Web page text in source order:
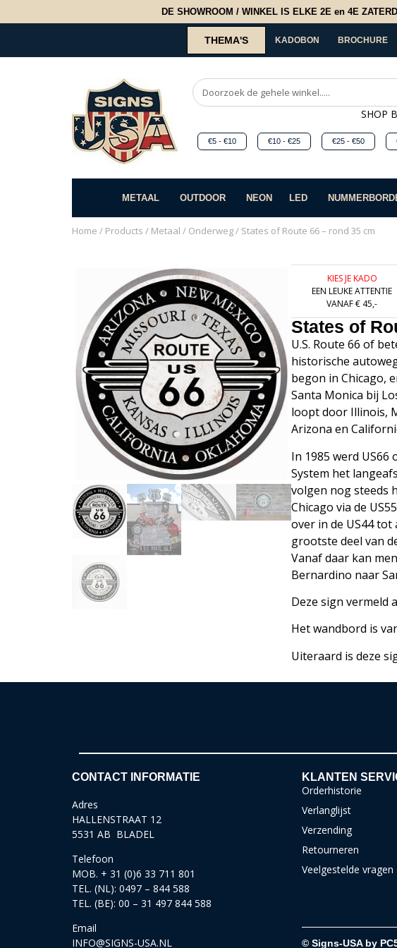
DE SHOWROOM / WINKEL IS ELKE 2E en 4E
THEMA'S KADOBON BROCHURE
SHOP
€5 - €10 €10 - €25 €25 - €50
METAAL OUTDOOR NEON LED
Home / Products / Metaal / Onderweg/ States of Route 66 – rond 35 cm
KIES JE KADO
EEN LEUKE ATTENTIE
VANAF € 45,-
States of
U.S. Route 66 of
historische
begon in Chicago,
Santa Monica bij
loopt door Illinois,
Arizona en
In 1985 werd
System het
volgen nog steeds
Chicago via de
over in de US44 tot
grootste deel van
Vanaf daar kan
Bernardino naar
Deze sign vermeld
Het wandbord is
Uiteraard is deze
CONTACT INFORMATIE
Adres
HALLENSTRAAT 12
5531 AB BLADEL
Telefoon
MOB. + 31 (0)6 33 711 801
TEL. (NL): 0497 – 844 588
TEL. (BE): 00 – 31 497 844 588
Email
INFO@SIGNS-USA.NL
KLANTEN
Orderhistorie
Verlanglijst
Verzending
Retourneren
Veelgestelde vragen
© Signs-USA by